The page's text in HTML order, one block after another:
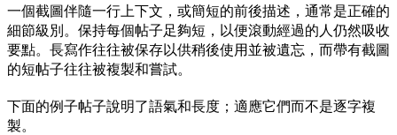
一個截圖伴隨一行上下文，或簡短的前後描述，通常是正確的
細節級別。保持每個帖子足夠短，以便滾動經過的人仍然吸收
要點。長寫作往往被保存以供稍後使用並被遺忘，而帶有截圖
的短帖子往往被複製和嘗試。
下面的例子帖子說明了語氣和長度；適應它們而不是逐字複
製。